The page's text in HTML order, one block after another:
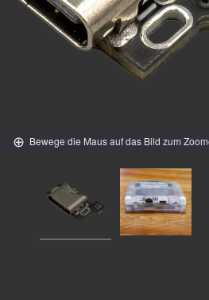
Bewege die Maus auf das Bild zum